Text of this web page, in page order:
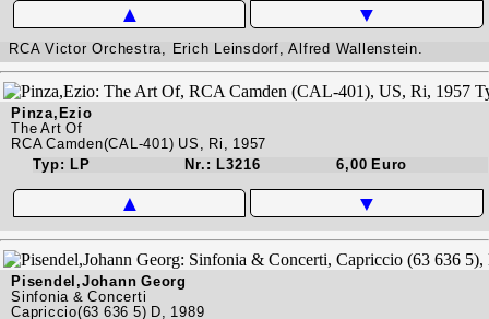
▲ ▼
RCA Victor Orchestra, Erich Leinsdorf, Alfred Wallenstein.
Pinza,Ezio
The Art Of
RCA Camden(CAL-401) US, Ri, 1957
Typ: LP
Nr.: L3216 6,00 Euro
▲ ▼
Pisendel,Johann Georg
Sinfonia & Concerti
Capriccio(63 636 5) D, 1989